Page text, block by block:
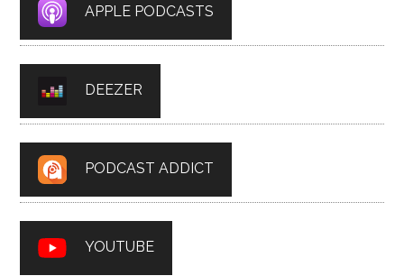
APPLE PODCASTS
DEEZER
PODCAST ADDICT
YOUTUBE